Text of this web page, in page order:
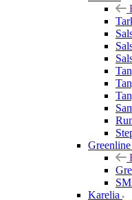
Greenline
Karelia